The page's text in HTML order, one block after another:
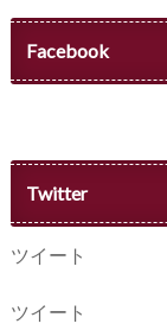
Facebook
Twitter
ツイート
ツイート